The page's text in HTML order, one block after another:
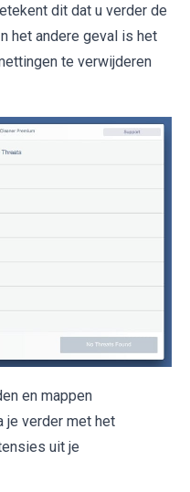
dit dat u verder de
het andere geval is het
te verwijderen
en mappen
je verder met het
uit je